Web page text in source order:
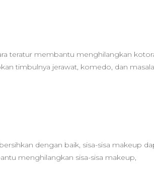
teratur membantu menghilangkan
timbulnya jerawat, komedo, dan
dengan baik, sisa-sisa makeup
menghilangkan sisa-sisa makeup,